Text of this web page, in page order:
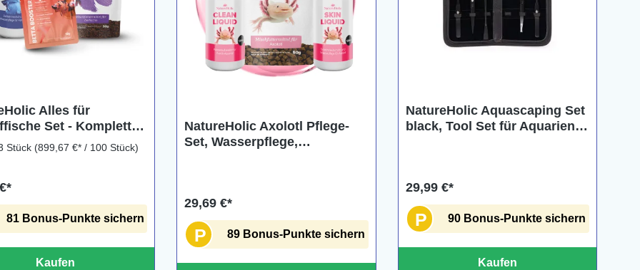
Alles für
Set - Komplett
& Futter für
Stück (899,67 €* / 100 Stück)
81 Bonus-Punkte sichern
Kaufen
NatureHolic Axolotl Pflege-
Set, Wasserpflege,
29,69 €*
P 89 Bonus-Punkte sichern
NatureHolic Aquascaping Set
black, Tool Set für Aquarien, 5
29,99 €*
P 90 Bonus-Punkte sichern
Kaufen